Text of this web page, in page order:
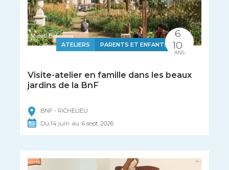
ATELIERS PARENTS ET ENFANTS
Visite-atelier en famille dans les beaux
jardins de la BnF
BNF - RICHELIEU
Du14 juin au 6sept. 2026
6
10
ANS